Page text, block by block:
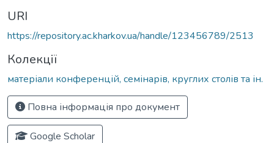
URI
https://repository.ac.kharkov.ua/handle/123456789/2513
Колекції
матеріали конференцій, семінарів, круглих столів та ін.
Повна інформація про документ
Google Scholar